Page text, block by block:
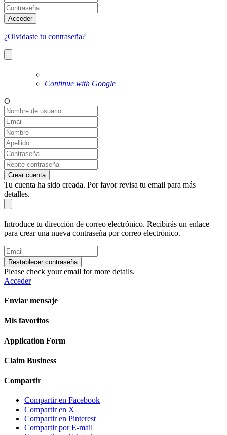
Acceder
¿Olvidaste tu contraseña?
Continue with Google
O
Crear cuenta
Tu cuenta ha sido creada. Por favor revisa tu email para más
detalles.
Introduce tu dirección de correo electrónico. Recibirás un enlace
para crear una nueva contraseña por correo electrónico.
Restablecer contraseña
Please check your email for more details.
Acceder
Enviar mensaje
Mis favoritos
Application Form
Claim Business
Compartir
Compartir en Facebook
Compartir en X
Compartir en Pinterest
Compartir por E-mail